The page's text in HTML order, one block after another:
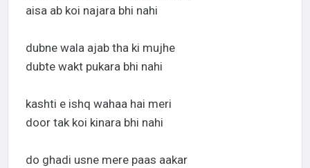
aisa ab koi najara bhi nahi
dubne wala ajab tha ki mujhe
dubte wakt pukara bhi nahi
kashti e ishq wahaa hai meri
door tak koi kinara bhi nahi
do ghadi usne mere paas aakar